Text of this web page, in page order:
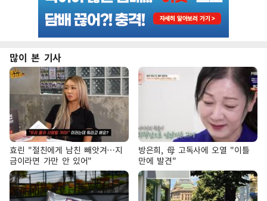
많이 본 기사
효린 "절친에게 남친 빼앗겨…지
금이라면 가만 안 있어"
방은희, 母 고독사에 오열 "이틀
만에 발견"